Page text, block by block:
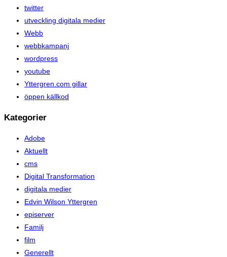
twitter
utveckling digitala medier
Webb
webbkampanj
wordpress
youtube
Yttergren.com gillar
öppen källkod
Kategorier
Adobe
Aktuellt
cms
Digital Transformation
digitala medier
Edvin Wilson Yttergren
episerver
Familj
film
Generellt